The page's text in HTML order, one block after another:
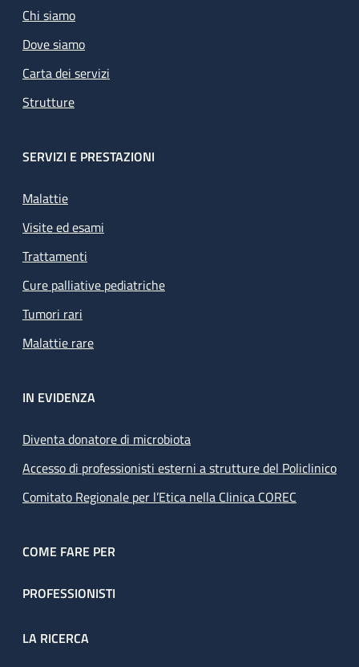
Chi siamo
Dove siamo
Carta dei servizi
Strutture
SERVIZI E PRESTAZIONI
Malattie
Visite ed esami
Trattamenti
Cure palliative pediatriche
Tumori rari
Malattie rare
IN EVIDENZA
Diventa donatore di microbiota
Accesso di professionisti esterni a strutture del Policlinico
Comitato Regionale per l’Etica nella Clinica COREC
COME FARE PER
PROFESSIONISTI
LA RICERCA